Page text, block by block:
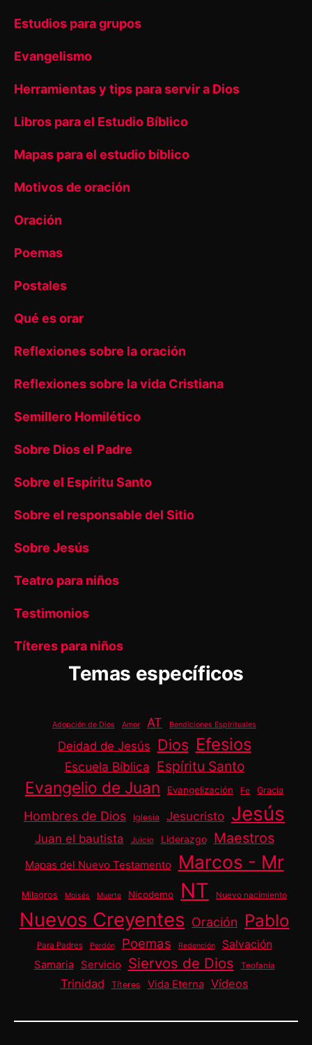
Estudios para grupos
Evangelismo
Herramientas y tips para servir a Dios
Libros para el Estudio Bíblico
Mapas para el estudio bíblico
Motivos de oración
Oración
Poemas
Postales
Qué es orar
Reflexiones sobre la oración
Reflexiones sobre la vida Cristiana
Semillero Homilético
Sobre Dios el Padre
Sobre el Espíritu Santo
Sobre el responsable del Sitio
Sobre Jesús
Teatro para niños
Testimonios
Títeres para niños
Temas específicos
Adopción de Dios Amor AT Bendiciones Espirituales
Deidad de Jesús Dios Efesios
Escuela Bíblica Espíritu Santo
Evangelio de Juan Evangelización Fe Gracia
Hombres de Dios Iglesia Jesucristo Jesús
Juan el bautista Juicio Liderazgo Maestros
Mapas del Nuevo Testamento Marcos - Mr
Milagros Moisés Muerte Nicodemo NT Nuevo nacimiento
Nuevos Creyentes Oración Pablo
Para Padres Perdón Poemas Redención
Salvación
Samaria
Servicio Siervos de Dios Teofanía
Trinidad Títeres Vida Eterna Vídeos